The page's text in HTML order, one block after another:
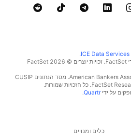
ICE Data Services
.
בחר נתוני ייחוס המסופקים על ידי FactSet. זכויות יוצרים © 2026 ‏FactSet
זכויות יוצרים © 2026, ‏American Bankers Association. מסד הנתונים CUSIP
Quartr
.
כלים ומנויים